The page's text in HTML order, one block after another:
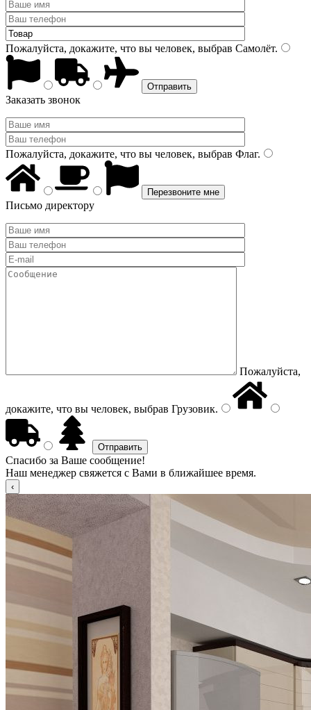
Пожалуйста, докажите, что вы человек, выбрав Самолёт.
Заказать звонок
Пожалуйста, докажите, что вы человек, выбрав Флаг.
Письмо директору
Пожалуйста,
докажите, что вы человек, выбрав Грузовик.
Спасибо за Ваше сообщение!
Наш менеджер свяжется с Вами в ближайшее время.